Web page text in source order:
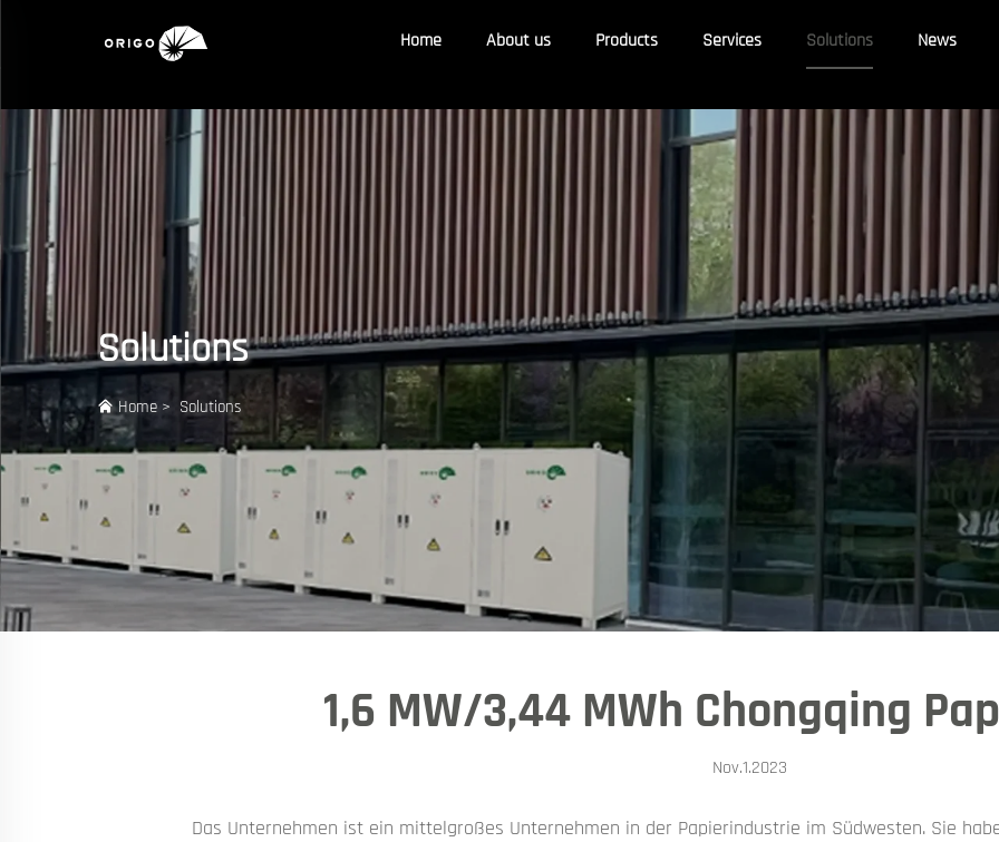
Home
About us Products Services Solutions News
Solutions
Home > Solutions
1,6 MW/3,44 MWh Chongqing
Nov.1.2023
Das Unternehmen ist ein mittelgroßes Unternehmen in der Papierindustrie im Südwesten. Sie